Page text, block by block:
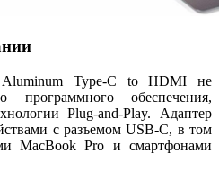
Aluminum Type-C to HDMI не
программного обеспечения,
Plug-and-Play. Адаптер
с разъемом USB-C, в том
MacBook Pro и смартфонами